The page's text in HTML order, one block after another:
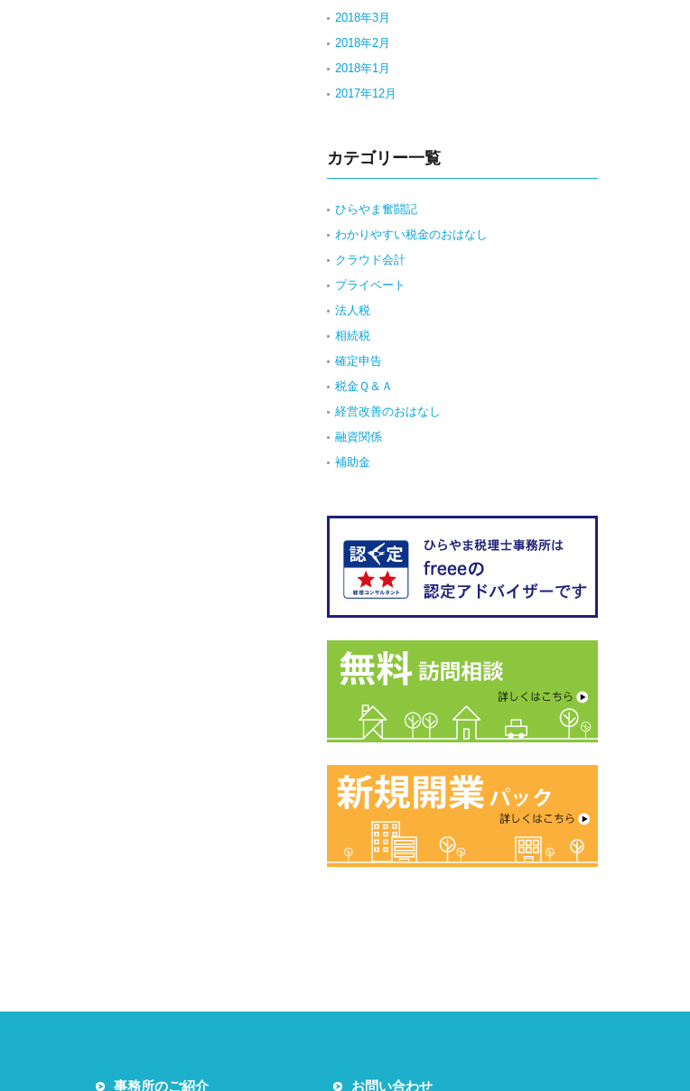
2018年3月
2018年2月
2018年1月
2017年12月
カテゴリー一覧
ひらやま奮闘記
わかりやすい税金のおはなし
クラウド会計
プライベート
法人税
相続税
確定申告
税金Ｑ＆Ａ
経営改善のおはなし
融資関係
補助金
事務所のご紹介 お問い合わせ